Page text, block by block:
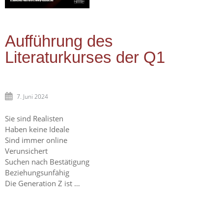
Aufführung des
Literaturkurses der Q1
7. Juni 2024
Sie sind Realisten
Haben keine Ideale
Sind immer online
Verunsichert
Suchen nach Bestätigung
Beziehungsunfähig
Die Generation Z ist …